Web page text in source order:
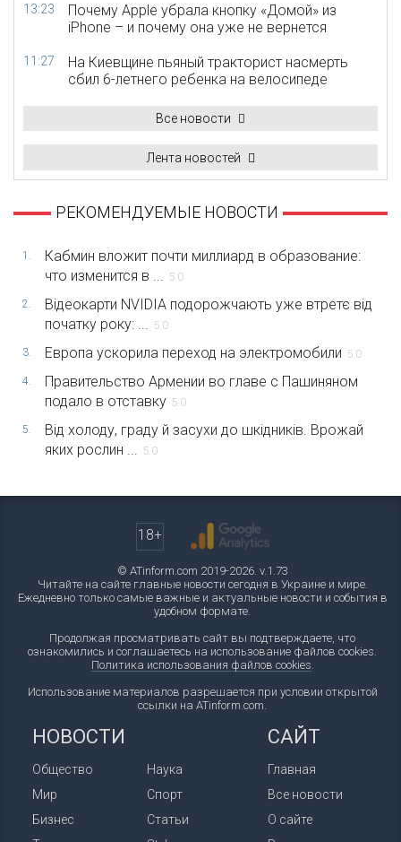
13:23
Почему Apple убрала кнопку «Домой» из
iPhone – и почему она уже не вернется
11:27
На Киевщине пьяный тракторист насмерть
сбил 6-летнего ребенка на велосипеде
Все новости
Лента новостей
РЕКОМЕНДУЕМЫЕ НОВОСТИ
1.
Кабмин вложит почти миллиард в образование:
что изменится в ...
5.0
2.
Відеокарти NVIDIA подорожчають уже втретє від
початку року: ...
5.0
3. Европа ускорила переход на электромобили 5.0
4.
Правительство Армении во главе с Пашиняном
подало в отставку 5.0
5.
Від холоду, граду й засухи до шкідників. Врожай
яких рослин ...
5.0
18+
© ATinform.com 2019-2026. v.1.73
Читайте на сайте главные новости сегодня в Украине и мире.
Ежедневно только самые важные и актуальные новости и события в
удобном формате.
Продолжая просматривать сайт вы подтверждаете, что
ознакомились и соглашаетесь на использование файлов cookies.
Политика использования файлов cookies
Использование материалов разрешается при условии открытой
ссылки на ATinform.com.
НОВОСТИ
Общество
Мир
Бизнес
Наука
Спорт
Статьи
САЙТ
Главная
Все новости
О сайте